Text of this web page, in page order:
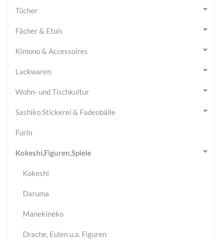
Tücher
Fächer & Etuis
Kimono & Accessoires
Lackwaren
Wohn- und Tischkultur
Sashiko Stickerei & Fadenbälle
Furin
Kokeshi,Figuren,Spiele
Kokeshi
Daruma
Manekineko
Drache, Eulen u.a. Figuren